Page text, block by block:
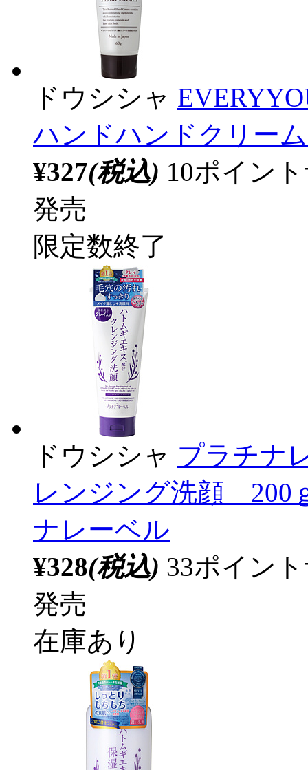
ドウシシャ
ハンドハンドクリー
¥327(税込) 10ポイン
発売
限定数終了
ドウシシャ プラチナ
レンジング洗顔 200
ナレーベル
¥328(税込) 33ポイン
発売
在庫あり